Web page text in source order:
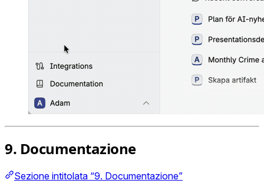
9. Documentazione
Sezione intitolata “9. Documentazione”